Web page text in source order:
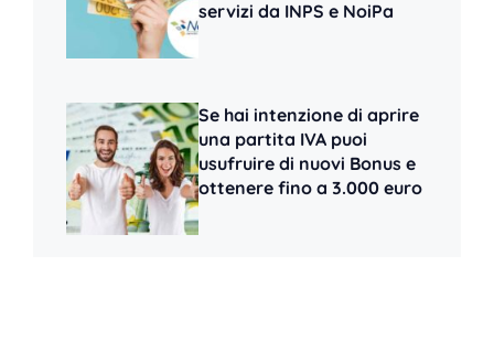
servizi da INPS e NoiPa
Se hai intenzione di aprire
una partita IVA puoi
usufruire di nuovi Bonus e
ottenere fino a 3.000 euro